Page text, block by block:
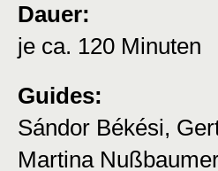
Dauer:
je ca. 120 Minuten
Guides:
Sándor Békési,
Martina